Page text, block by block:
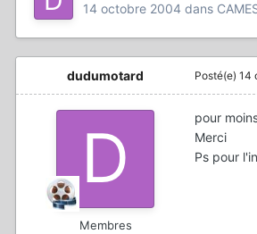
14 octobre 2004 dans
dudumotard
Membres
Posté(e) 14
pour
Merci
Ps pour